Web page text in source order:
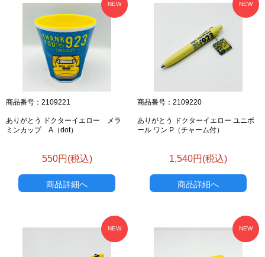
NEW
商品番号：2109221
ありがとう ドクターイエロー メラ
ミンカップ A（dot）
550円(税込)
商品詳細へ
NEW
商品番号：2109220
ありがとう ドクターイエロー ユニボ
ール ワン P（チャーム付）
1,540円(税込)
商品詳細へ
NEW NEW